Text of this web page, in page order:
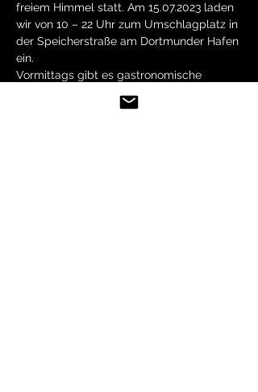
freiem Himmel statt. Am 15.07.2023 laden
wir von 10 – 22 Uhr zum Umschlagplatz in
der Speicherstraße am Dortmunder Hafen
ein.
Vormittags gibt es gastronomische
Familienprogramm – Kinderschminken,